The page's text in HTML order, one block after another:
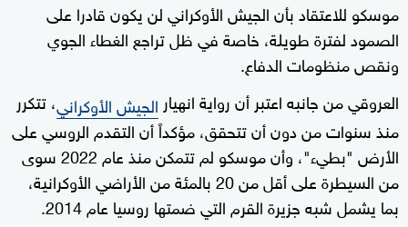
موسكو للاعتقاد بأن الجيش الأوكراني لن يكون قادرا على
الصمود لفترة طويلة، خاصة في ظل تراجع الغطاء الجوي
ونقص منظومات الدفاع.
العروقي من جانبه اعتبر أن رواية انهيار الجيش الأوكراني، تتكرر
منذ سنوات من دون أن تتحقق، مؤكداً أن التقدم الروسي على
الأرض "بطيء"، وأن موسكو لم تتمكن منذ عام 2022 سوى
من السيطرة على أقل من 20 بالمئة من الأراضي الأوكرانية،
بما يشمل شبه جزيرة القرم التي ضمتها روسيا عام 2014.